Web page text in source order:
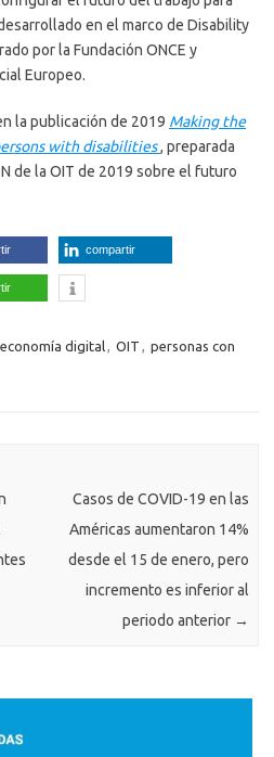
en el marco de Disability
por la Fundación ONCE y
Europeo.
la publicación de 2019 Making the
with disabilities, preparada
de la OIT de 2019 sobre el futuro
compartir
economía digital, OIT , personas con
Casos de COVID-19 en las
Américas aumentaron 14%
desde el 15 de enero, pero
incremento es inferior al
periodo anterior →